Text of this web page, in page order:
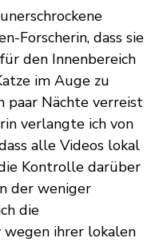
Forscherin, dass sie
den Innenbereich
im Auge zu
paar Nächte verreist
verlangte ich von
alle Videos lokal
Kontrolle darüber
der weniger
die
wegen ihrer lokalen